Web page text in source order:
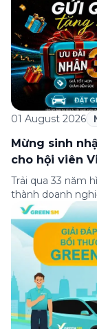
01 August 2026
Mừng sinh
cho hội viên
Trải qua 33 năm
thành doanh
lọt Top 30
xếp hạng của
thành lập (8/8/